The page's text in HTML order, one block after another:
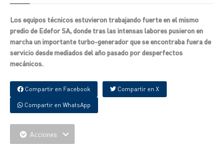
Los equipos técnicos estuvieron trabajando fuerte en el mismo
predio de Edefor SA, donde tras las intensas labores pusieron en
marcha un importante turbo-generador que se encontraba fuera de
servicio desde mediados del año pasado por desperfectos
mecánicos.
Compartir en Facebook Compartir en X
Compartir en WhatsApp
Acciones